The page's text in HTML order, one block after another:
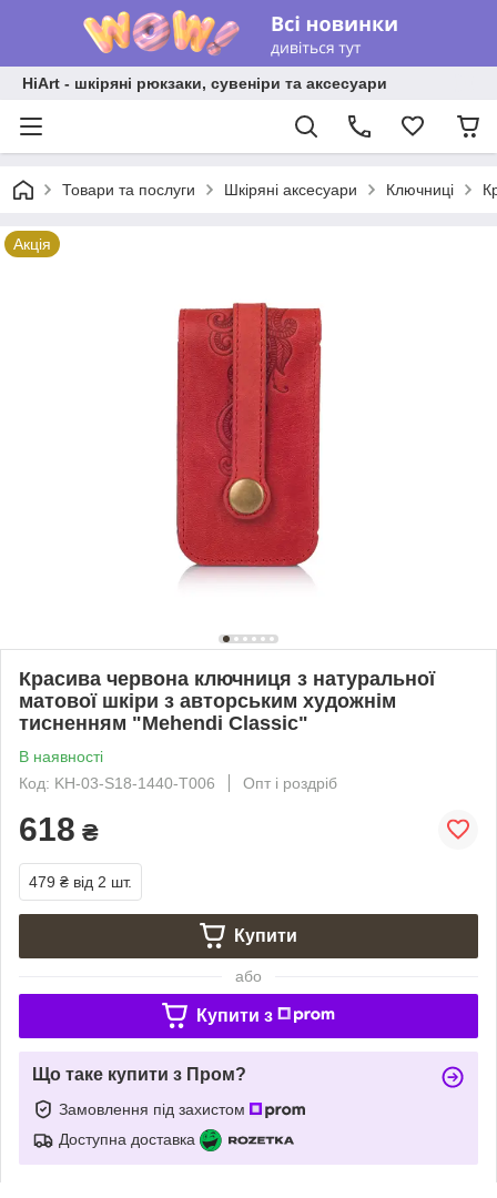
HiArt - шкіряні рюкзаки, сувеніри та аксесуари
Товари та послуги Шкіряні аксесуари Ключниці
Акція
Красива червона ключниця з натуральної
матової шкіри з авторським художнім
тисненням "Mehendi Classic"
В наявності
Код: KH-03-S18-1440-T006
Опт і роздріб
618 ₴
479 ₴ від 2 шт.
Купити
або
Купити з
Що таке купити з Пром?
Замовлення під захистом
Доступна доставка